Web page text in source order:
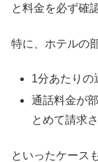
と料金を必ず確
特に、ホテルの
1分あたりの
通話料金が
とめて請求
といったケース